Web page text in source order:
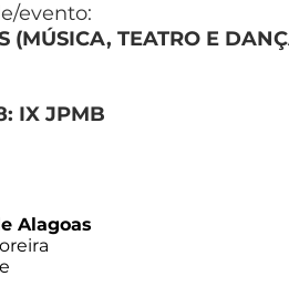
evento:
(MÚSICA, TEATRO E
IX JPMB
Alagoas